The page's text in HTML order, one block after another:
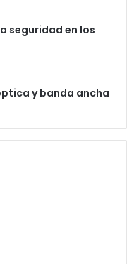
seguridad en los
y banda ancha